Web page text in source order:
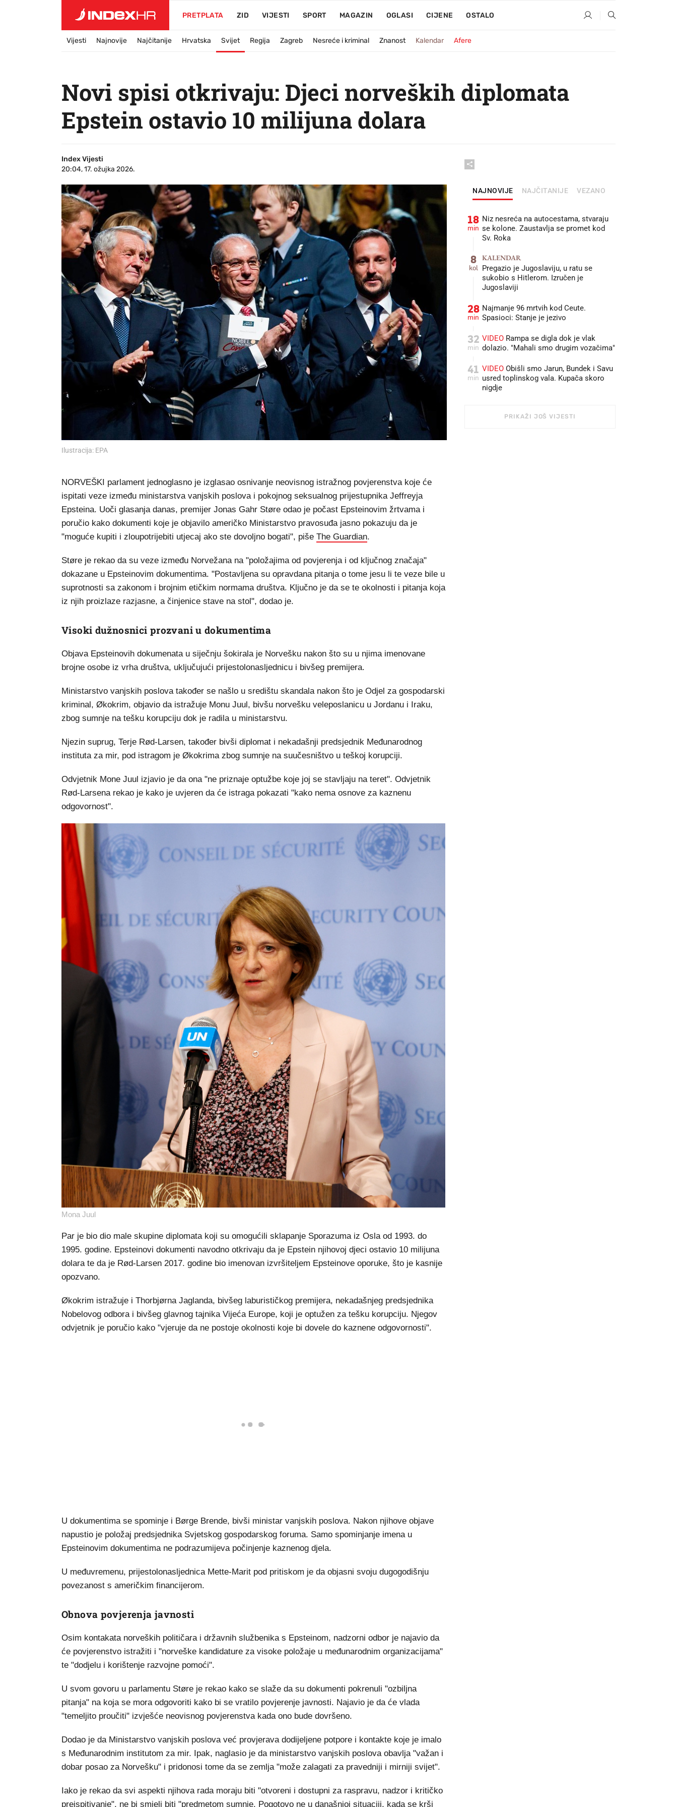
PRETPLATA ZID VIJESTI SPORT MAGAZIN OGLASI CIJENE OSTALO
Vijesti Najnovije Najčitanije Hrvatska Svijet Regija Zagreb Nesreće i kriminal Znanost Kalendar Afere
Novi spisi otkrivaju: Djeci norveških diplomata
Epstein ostavio 10 milijuna dolara
Index Vijesti
20:04, 17. ožujka 2026.
Ilustracija: EPA
NORVEŠKI parlament jednoglasno je izglasao osnivanje neovisnog istražnog povjerenstva koje će
ispitati veze između ministarstva vanjskih poslova i pokojnog seksualnog prijestupnika Jeffreyja
Epsteina. Uoči glasanja danas, premijer Jonas Gahr Støre odao je počast Epsteinovim žrtvama i
poručio kako dokumenti koje je objavilo američko Ministarstvo pravosuđa jasno pokazuju da je
"moguće kupiti i zloupotrijebiti utjecaj ako ste dovoljno bogati", piše The Guardian.
Støre je rekao da su veze između Norvežana na "položajima od povjerenja i od ključnog značaja"
dokazane u Epsteinovim dokumentima. "Postavljena su opravdana pitanja o tome jesu li te veze bile u
suprotnosti sa zakonom i brojnim etičkim normama društva. Ključno je da se te okolnosti i pitanja koja
iz njih proizlaze razjasne, a činjenice stave na stol", dodao je.
Visoki dužnosnici prozvani u dokumentima
Objava Epsteinovih dokumenata u siječnju šokirala je Norvešku nakon što su u njima imenovane
brojne osobe iz vrha društva, uključujući prijestolonasljednicu i bivšeg premijera.
Ministarstvo vanjskih poslova također se našlo u središtu skandala nakon što je Odjel za gospodarski
kriminal, Økokrim, objavio da istražuje Monu Juul, bivšu norvešku veleposlanicu u Jordanu i Iraku,
zbog sumnje na tešku korupciju dok je radila u ministarstvu.
Njezin suprug, Terje Rød-Larsen, također bivši diplomat i nekadašnji predsjednik Međunarodnog
instituta za mir, pod istragom je Økokrima zbog sumnje na suučesništvo u teškoj korupciji.
Odvjetnik Mone Juul izjavio je da ona "ne priznaje optužbe koje joj se stavljaju na teret". Odvjetnik
Rød-Larsena rekao je kako je uvjeren da će istraga pokazati "kako nema osnove za kaznenu
odgovornost".
Mona Juul
Par je bio dio male skupine diplomata koji su omogućili sklapanje Sporazuma iz Osla od 1993. do
1995. godine. Epsteinovi dokumenti navodno otkrivaju da je Epstein njihovoj djeci ostavio 10 milijuna
dolara te da je Rød-Larsen 2017. godine bio imenovan izvršiteljem Epsteinove oporuke, što je kasnije
opozvano.
Økokrim istražuje i Thorbjørna Jaglanda, bivšeg laburističkog premijera, nekadašnjeg predsjednika
Nobelovog odbora i bivšeg glavnog tajnika Vijeća Europe, koji je optužen za tešku korupciju. Njegov
odvjetnik je poručio kako "vjeruje da ne postoje okolnosti koje bi dovele do kaznene odgovornosti".
U dokumentima se spominje i Børge Brende, bivši ministar vanjskih poslova. Nakon njihove objave
napustio je položaj predsjednika Svjetskog gospodarskog foruma. Samo spominjanje imena u
Epsteinovim dokumentima ne podrazumijeva počinjenje kaznenog djela.
U međuvremenu, prijestolonasljednica Mette-Marit pod pritiskom je da objasni svoju dugogodišnju
povezanost s američkim financijerom.
Obnova povjerenja javnosti
Osim kontakata norveških političara i državnih službenika s Epsteinom, nadzorni odbor je najavio da
će povjerenstvo istražiti i "norveške kandidature za visoke položaje u međunarodnim organizacijama"
te "dodjelu i korištenje razvojne pomoći".
U svom govoru u parlamentu Støre je rekao kako se slaže da su dokumenti pokrenuli "ozbiljna
pitanja" na koja se mora odgovoriti kako bi se vratilo povjerenje javnosti. Najavio je da će vlada
"temeljito proučiti" izvješće neovisnog povjerenstva kada ono bude dovršeno.
Dodao je da Ministarstvo vanjskih poslova već provjerava dodijeljene potpore i kontakte koje je imalo
s Međunarodnim institutom za mir. Ipak, naglasio je da ministarstvo vanjskih poslova obavlja "važan i
dobar posao za Norvešku" i pridonosi tome da se zemlja "može zalagati za pravedniji i mirniji svijet".
Iako je rekao da svi aspekti njihova rada moraju biti "otvoreni i dostupni za raspravu, nadzor i kritičko
preispitivanje", ne bi smjeli biti "predmetom sumnje. Pogotovo ne u današnjoj situaciji, kada se krši
NAJNOVIJE NAJČITANIJE VEZANO
18
min
Niz nesreća na autocestama, stvaraju
se kolone. Zaustavlja se promet kod
Sv. Roka
8
kol
KALENDAR
Pregazio je Jugoslaviju, u ratu se
sukobio s Hitlerom. Izručen je
Jugoslaviji
28
min
Najmanje 96 mrtvih kod Ceute.
Spasioci: Stanje je jezivo
32
min
VIDEO Rampa se digla dok je vlak
dolazio. "Mahali smo drugim vozačima"
41
min
VIDEO Obišli smo Jarun, Bundek i Savu
usred toplinskog vala. Kupača skoro
nigdje
PRIKAŽI JOŠ VIJESTI